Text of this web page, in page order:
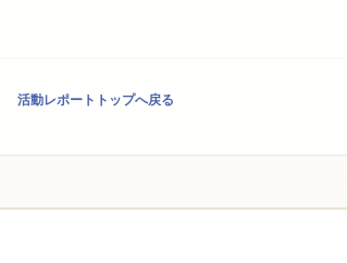
活動レポートトップへ戻る